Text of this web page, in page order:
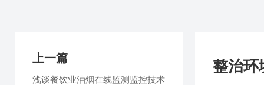
整治环
上一篇
浅谈餐饮业油烟在线监测监控技术